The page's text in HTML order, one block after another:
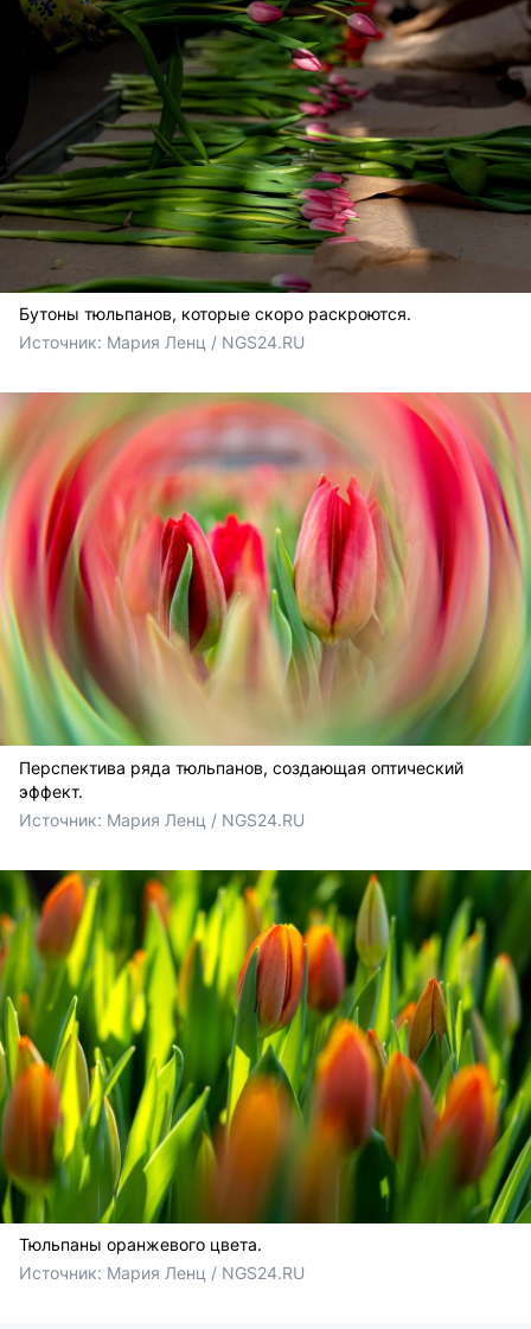
Бутоны тюльпанов, которые скоро раскроются.
Источник: Мария Ленц / NGS24.RU
Перспектива ряда тюльпанов, создающая оптический
эффект.
Источник: Мария Ленц / NGS24.RU
Тюльпаны оранжевого цвета.
Источник: Мария Ленц / NGS24.RU